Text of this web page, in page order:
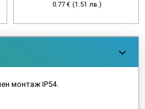
0.77 € (1.51 лв.)
монтаж IP54.